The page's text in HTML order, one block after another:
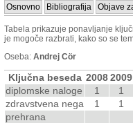
Osnovno Bibliografija Objave
Tabela prikazuje ponavljanje
je mogoče razbrati, kako so se
Oseba: Andrej Cör
Ključna beseda 20082009
diplomske naloge
1 1
zdravstvena nega
1 1
prehrana